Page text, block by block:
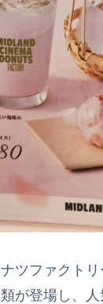
ツファクト
が登場し、人